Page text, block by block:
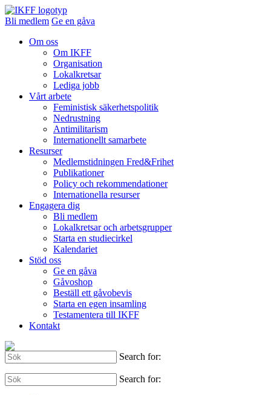
Bli medlem Ge en gåva
Om oss
Om IKFF
Organisation
Lokalkretsar
Lediga jobb
Vårt arbete
Feministisk säkerhetspolitik
Nedrustning
Antimilitarism
Internationellt samarbete
Resurser
Medlemstidningen Fred&Frihet
Publikationer
Policy och rekommendationer
Internationella resurser
Engagera dig
Bli medlem
Lokalkretsar och arbetsgrupper
Starta en studiecirkel
Kalendariet
Stöd oss
Ge en gåva
Gåvoshop
Beställ ett gåvobevis
Starta en egen insamling
Testamentera till IKFF
Kontakt
Search for:
Search for: